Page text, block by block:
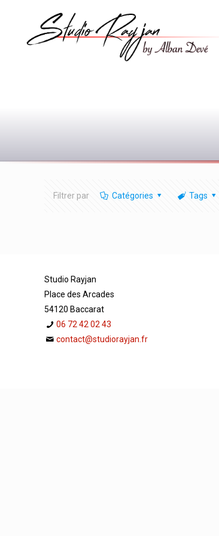
Filtrer par Catégories Tags
Studio Rayjan
Place des Arcades
54120 Baccarat
06 72 42 02 43
contact@studiorayjan.fr